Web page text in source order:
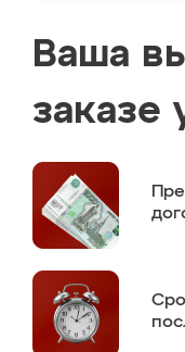
Ваша
заказе